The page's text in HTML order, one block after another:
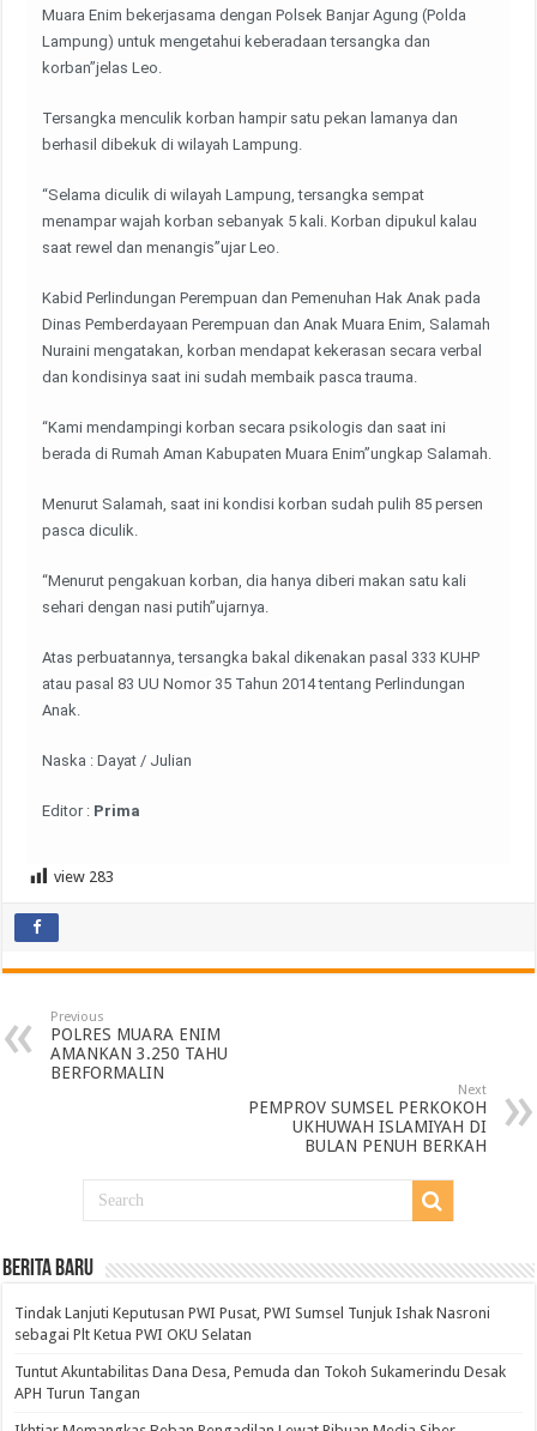
Muara Enim bekerjasama dengan Polsek Banjar Agung (Polda
Lampung) untuk mengetahui keberadaan tersangka dan
korban”jelas Leo.
Tersangka menculik korban hampir satu pekan lamanya dan
berhasil dibekuk di wilayah Lampung.
“Selama diculik di wilayah Lampung, tersangka sempat
menampar wajah korban sebanyak 5 kali. Korban dipukul kalau
saat rewel dan menangis”ujar Leo.
Kabid Perlindungan Perempuan dan Pemenuhan Hak Anak pada
Dinas Pemberdayaan Perempuan dan Anak Muara Enim, Salamah
Nuraini mengatakan, korban mendapat kekerasan secara verbal
dan kondisinya saat ini sudah membaik pasca trauma.
“Kami mendampingi korban secara psikologis dan saat ini
berada di Rumah Aman Kabupaten Muara Enim”ungkap Salamah.
Menurut Salamah, saat ini kondisi korban sudah pulih 85 persen
pasca diculik.
“Menurut pengakuan korban, dia hanya diberi makan satu kali
sehari dengan nasi putih”ujarnya.
Atas perbuatannya, tersangka bakal dikenakan pasal 333 KUHP
atau pasal 83 UU Nomor 35 Tahun 2014 tentang Perlindungan
Anak.
Naska : Dayat / Julian
Editor : Prima
view 283
Previous
POLRES MUARA ENIM
AMANKAN 3.250 TAHU
BERFORMALIN
Next
PEMPROV SUMSEL PERKOKOH
UKHUWAH ISLAMIYAH DI
BULAN PENUH BERKAH
BERITA BARU
Tindak Lanjuti Keputusan PWI Pusat, PWI Sumsel Tunjuk Ishak Nasroni
sebagai Plt Ketua PWI OKU Selatan
Tuntut Akuntabilitas Dana Desa, Pemuda dan Tokoh Sukamerindu Desak
APH Turun Tangan